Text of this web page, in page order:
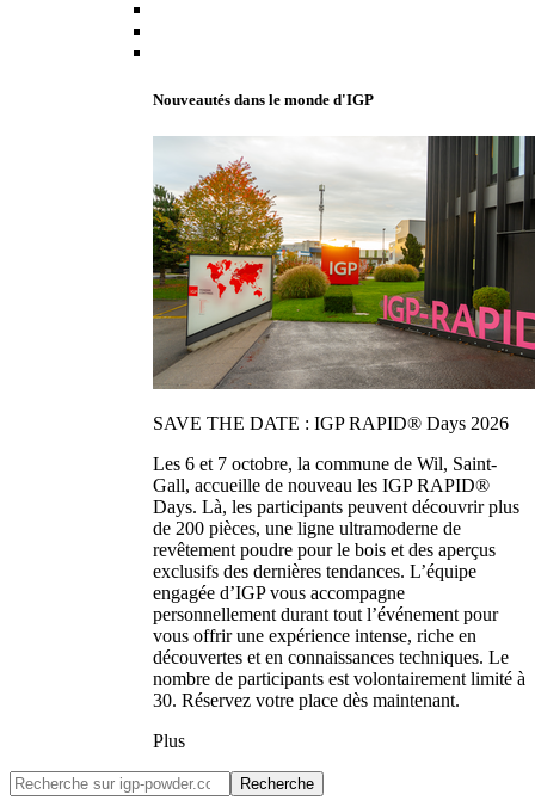
Nouveautés dans le monde d'IGP
SAVE THE DATE : IGP RAPID® Days 2026
Les 6 et 7 octobre, la commune de Wil, Saint-
Gall, accueille de nouveau les IGP RAPID®
Days. Là, les participants peuvent découvrir plus
de 200 pièces, une ligne ultramoderne de
revêtement poudre pour le bois et des aperçus
exclusifs des dernières tendances. L’équipe
engagée d’IGP vous accompagne
personnellement durant tout l’événement pour
vous offrir une expérience intense, riche en
découvertes et en connaissances techniques. Le
nombre de participants est volontairement limité à
30. Réservez votre place dès maintenant.
Plus
Recherche